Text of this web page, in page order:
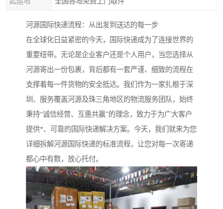
河源国际快递流程：从出发到送达的每一步
在全球化日益紧密的今天，国际快递成为了连接世界的
重要纽带。无论是企业客户还是个人用户，当您选择从
河源寄出一份包裹，背后都有一套严谨、细致的流程在
支撑着每一件货物的安全抵达。我们作为一家扎根于深
圳、服务覆盖河源及珠三角地区的物流服务团队，始终
秉持“诚信经营、互惠共赢”的理念，致力于为广大客户
提供*、可靠的国际快递解决方案。今天，我们就来为您
详细拆解河源国际快递的标准流程，让您对每一次寄递
都心中有数，放心托付。